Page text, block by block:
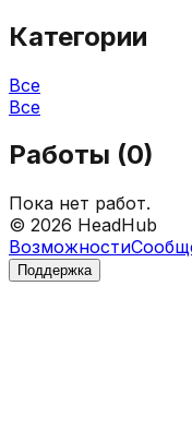
Категории
Все
Все
Работы (0)
Пока нет работ.
© 2026 HeadHub
Возможности
Поддержка